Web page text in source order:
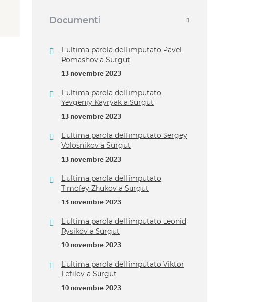
Documenti
L'ultima parola dell'imputato Pavel
Romashov a Surgut
13 novembre 2023
L'ultima parola dell'imputato
Yevgeniy Kayryak a Surgut
13 novembre 2023
L'ultima parola dell'imputato Sergey
Volosnikov a Surgut
13 novembre 2023
L'ultima parola dell'imputato
Timofey Zhukov a Surgut
13 novembre 2023
L'ultima parola dell'imputato Leonid
Rysikov a Surgut
10 novembre 2023
L'ultima parola dell'imputato Viktor
Fefilov a Surgut
10 novembre 2023